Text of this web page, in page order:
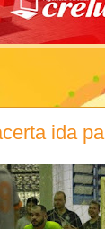
ida